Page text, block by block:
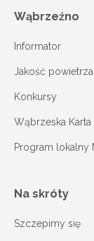
Wąbrzeźno
Informator
Jakość powietrza
Konkursy
Wąbrzeska Karta
Program lokalny
Na skróty
Szczepimy się